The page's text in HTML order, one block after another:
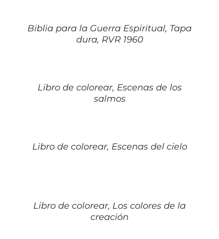
Biblia para la Guerra Espiritual, Tapa
dura, RVR 1960
Libro de colorear, Escenas de los
salmos
Libro de colorear, Escenas del cielo
Libro de colorear, Los colores de la
creación